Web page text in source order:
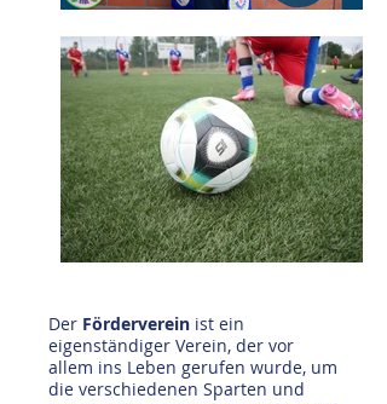
Der Förderverein ist ein
eigenständiger Verein, der vor
allem ins Leben gerufen wurde, um
die verschiedenen Sparten und